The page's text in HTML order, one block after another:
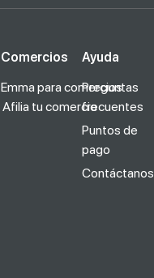
Comercios
Emma para comercios
Afilia tu comercio
Ayuda
Preguntas
frecuentes
Puntos de
pago
Contáctanos